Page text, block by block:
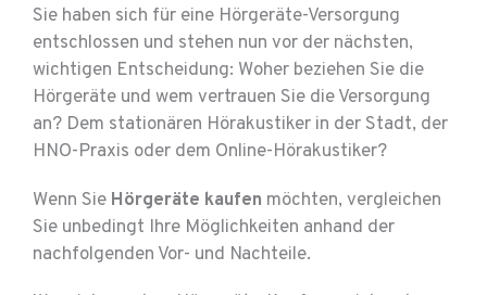
Sie haben sich für eine Hörgeräte-Versorgung
entschlossen und stehen nun vor der nächsten,
wichtigen Entscheidung: Woher beziehen Sie die
Hörgeräte und wem vertrauen Sie die Versorgung
an? Dem stationären Hörakustiker in der Stadt, der
HNO-Praxis oder dem Online-Hörakustiker?
Wenn Sie Hörgeräte kaufen möchten, vergleichen
Sie unbedingt Ihre Möglichkeiten anhand der
nachfolgenden Vor- und Nachteile.